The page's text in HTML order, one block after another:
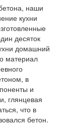
наши
кухни
десяток
домашний
материал
в
и
глянцевая
что в
бетон.